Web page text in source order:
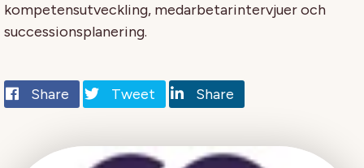
kompetensutveckling, medarbetarintervjuer och
successionsplanering.
Share Tweet Share